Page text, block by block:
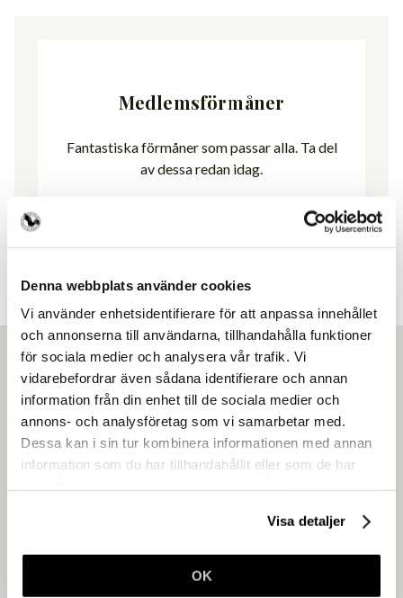
Denna webbplats använder cookies
Vi använder enhetsidentifierare för att anpassa innehållet
och annonserna till användarna, tillhandahålla funktioner
för sociala medier och analysera vår trafik. Vi
vidarebefordrar även sådana identifierare och annan
information från din enhet till de sociala medier och
annons- och analysföretag som vi samarbetar med.
Dessa kan i sin tur kombinera informationen med annan
information som du har tillhandahållit eller som de har
Visa detaljer
OK
Medlemsförmåner
Fantastiska förmåner som passar alla. Ta del
av dessa redan idag.
Ansök om medlemskap
Gör som över 4500 andra frisörföretagare
och få en enklare vardag.